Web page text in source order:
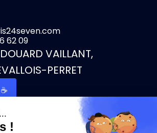
62 09
VAILLANT,
PERRET